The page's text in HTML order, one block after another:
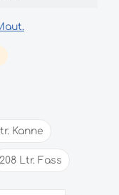
Kanne
208 Ltr. Fass